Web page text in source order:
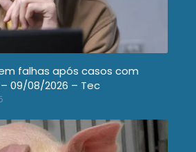
falhas após casos com
09/08/2026 – Tec